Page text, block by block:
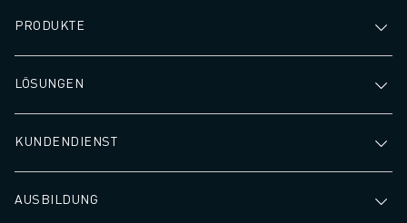
PRODUKTE
LÖSUNGEN
KUNDENDIENST
AUSBILDUNG